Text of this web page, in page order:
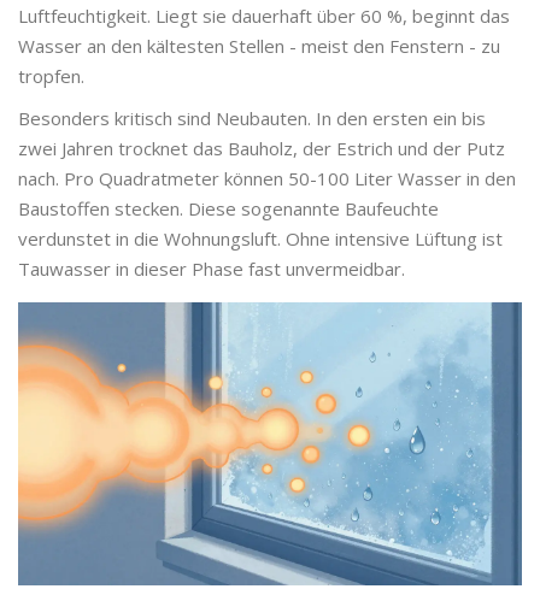
Luftfeuchtigkeit. Liegt sie dauerhaft über 60 %, beginnt das
Wasser an den kältesten Stellen - meist den Fenstern - zu
tropfen.
Besonders kritisch sind Neubauten. In den ersten ein bis
zwei Jahren trocknet das Bauholz, der Estrich und der Putz
nach. Pro Quadratmeter können 50-100 Liter Wasser in den
Baustoffen stecken. Diese sogenannte Baufeuchte
verdunstet in die Wohnungsluft. Ohne intensive Lüftung ist
Tauwasser in dieser Phase fast unvermeidbar.